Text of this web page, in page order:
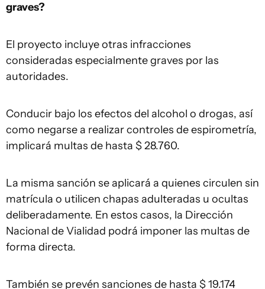
graves?
El proyecto incluye otras infracciones
consideradas especialmente graves por las
autoridades.
Conducir bajo los efectos del alcohol o drogas, así
como negarse a realizar controles de espirometría,
implicará multas de hasta $ 28.760.
La misma sanción se aplicará a quienes circulen sin
matrícula o utilicen chapas adulteradas u ocultas
deliberadamente. En estos casos, la Dirección
Nacional de Vialidad podrá imponer las multas de
forma directa.
También se prevén sanciones de hasta $ 19.174